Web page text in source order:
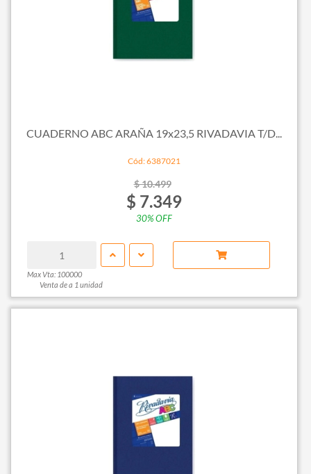
CUADERNO ABC ARAÑA 19x23,5 RIVADAVIA T/D...
Cód: 6387021
$ 10.499
$ 7.349
30% OFF
Max Vta: 100000
Venta de a 1 unidad